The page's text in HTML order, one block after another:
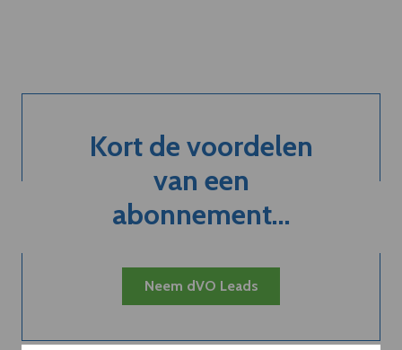
Kort de voordelen
van een
abonnement...
Neem dVO Leads